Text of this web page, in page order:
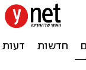
עבור